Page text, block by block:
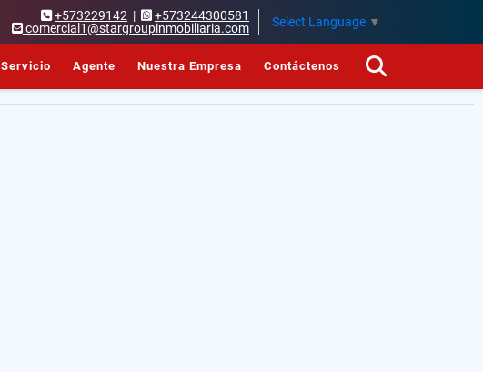
+573229142 |
+573244300581
comercial1@stargroupinmobiliaria.com
Select Language ▼
Servicio Agente Nuestra Empresa Contáctenos